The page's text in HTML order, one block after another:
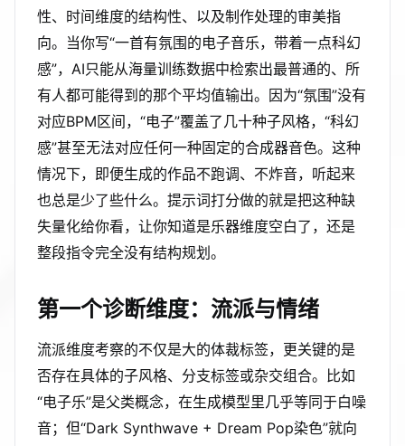
性、时间维度的结构性、以及制作处理的审美指
向。当你写“一首有氛围的电子音乐，带着一点科幻
感”，AI只能从海量训练数据中检索出最普通的、所
有人都可能得到的那个平均值输出。因为“氛围”没有
对应BPM区间，“电子”覆盖了几十种子风格，“科幻
感”甚至无法对应任何一种固定的合成器音色。这种
情况下，即便生成的作品不跑调、不炸音，听起来
也总是少了些什么。提示词打分做的就是把这种缺
失量化给你看，让你知道是乐器维度空白了，还是
整段指令完全没有结构规划。
第一个诊断维度：流派与情绪
流派维度考察的不仅是大的体裁标签，更关键的是
否存在具体的子风格、分支标签或杂交组合。比如
“电子乐”是父类概念，在生成模型里几乎等同于白噪
音；但“Dark Synthwave + Dream Pop染色”就向